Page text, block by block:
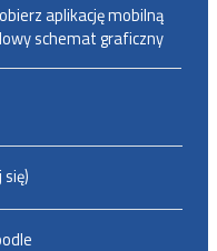
+ f
aplikację mobilną
schemat graficzny
się)